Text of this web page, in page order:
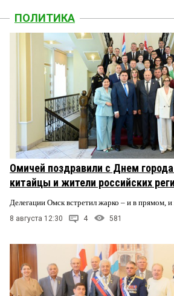
ПОЛИТИКА
Омичей поздравили с Днем
китайцы и жители российских
Делегации Омск встретил жарко – и в прямом,
8 августа 12:30 4 581